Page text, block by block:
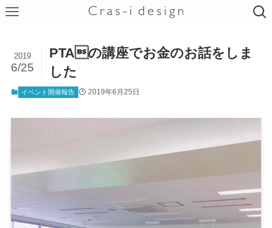
PTAの講座でお金のお話をしま
した
2019
6/25
イベント開催報告 2019年6月25日